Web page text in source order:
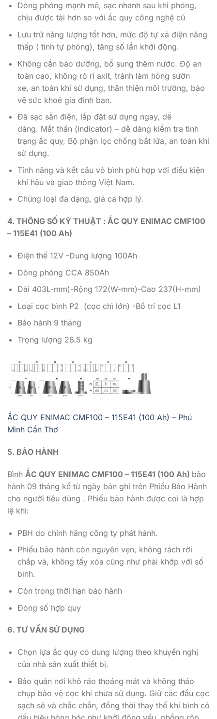
Dòng phóng mạnh mẽ, sạc nhanh sau khi phóng,
chịu được tải hơn so với ắc quy công nghệ cũ
Lưu trữ năng lượng tốt hơn, mức độ tự xả điện năng
thấp ( tính tự phóng), tăng số lần khởi động.
Không cần bảo dưỡng, bổ sung thêm nước. Độ an
toàn cao, không rò rỉ axit, tránh làm hỏng sườn
xe, an toàn khi sử dụng, thân thiện môi trường, bảo
vệ sức khoẻ gia đình bạn.
Đã sạc sẵn điện, lắp đặt sử dụng ngay, dễ
dàng. Mắt thần (indicator) – dễ dàng kiểm tra tình
trạng ắc quy, Bộ phận lọc chống bắt lửa, an toàn khi
sử dụng.
Tính năng và kết cấu vỏ bình phù hợp với điều kiện
khí hậu và giao thông Việt Nam.
Chủng loại đa dạng, giá cả hợp lý.
4. THÔNG SỐ KỸ THUẬT : ẮC QUY ENIMAC CMF100
– 115E41 (100 Ah)
Điện thế 12V -Dung lượng 100Ah
Dòng phóng CCA 850Ah
Dài 403L-mm)-Rộng 172(W-mm)-Cao 237(H-mm)
Loại cọc bình P2 (cọc chì lớn) -Bố trí cọc L1
Bảo hành 9 tháng
Trọng lượng 26.5 kg
ẮC QUY ENIMAC CMF100 – 115E41 (100 Ah) – Phú
Minh Cần Thơ
5. BẢO HÀNH
Bình ẮC QUY ENIMAC CMF100 – 115E41 (100 Ah) bảo
hành 09 tháng kể từ ngày bán ghi trên Phiếu Bảo Hành
cho người tiêu dùng . Phiếu bảo hành được coi là hợp
lệ khi:
PBH do chính hãng công ty phát hành.
Phiếu bảo hành còn nguyên vẹn, không rách rời
chắp và, không tấy xóa cũng như phải khớp với số
bình.
Còn trong thời hạn bảo hành
Đóng số hợp quy
6. TƯ VẤN SỬ DỤNG
Chọn lựa ắc quy có dung lượng theo khuyến nghị
của nhà sản xuất thiết bị.
Bảo quản nơi khô ráo thoáng mát và không tháo
chụp bảo vệ cọc khi chưa sử dụng. Giữ các đầu cọc
sạch sẽ và chắc chắn, đồng thời thay thế khi bình có